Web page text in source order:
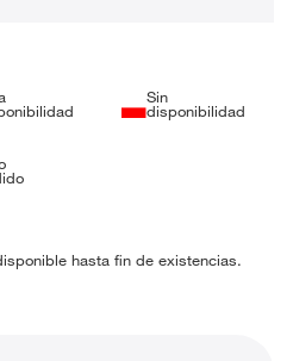
Sin
disponibilidad
hasta fin de existencias.